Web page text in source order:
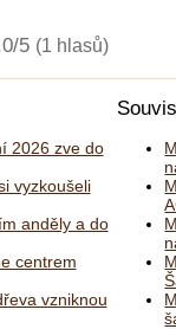
5 (1 hlasů)
2026 zve do
vyzkoušeli
anděly a do
centrem
vzniknou